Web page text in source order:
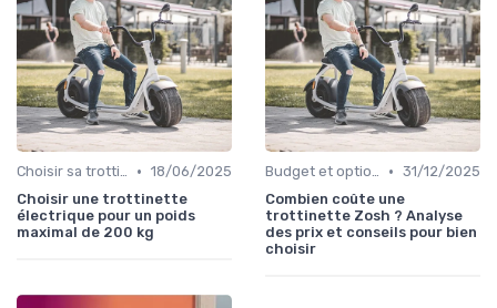
Choisir sa trottinette électrique • 18/06/2025
Choisir une trottinette
électrique pour un poids
maximal de 200 kg
Budget et options de prix • 31/12/2025
Combien coûte une
trottinette Zosh ? Analyse
des prix et conseils pour bien
choisir